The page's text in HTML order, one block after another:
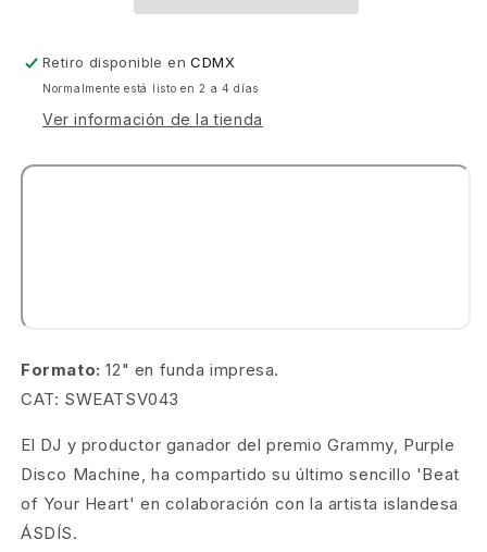
[Sweat
It
Out]
[Sweat
It
Out]
Retiro disponible enCDMX
Normalmente está listo en 2 a 4 días
Ver información de la tienda
Formato:12" en funda impresa.
CAT: SWEATSV043
El DJ y productor ganador del premio Grammy, Purple
Disco Machine, ha compartido su último sencillo 'Beat
of Your Heart' en colaboración con la artista islandesa
ÁSDÍS.